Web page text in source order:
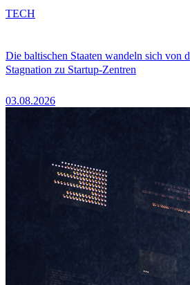
Die baltischen Staaten wandeln sich von
Stagnation zu Startup-Zentren
03.08.2026
TECH